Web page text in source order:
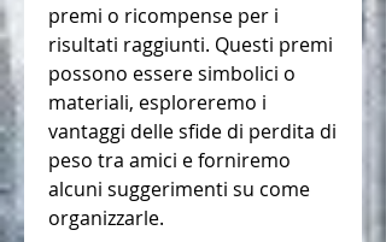
premi o ricompense per i
risultati raggiunti. Questi premi
possono essere simbolici o
materiali, esploreremo i
vantaggi delle sfide di perdita di
peso tra amici e forniremo
alcuni suggerimenti su come
organizzarle.